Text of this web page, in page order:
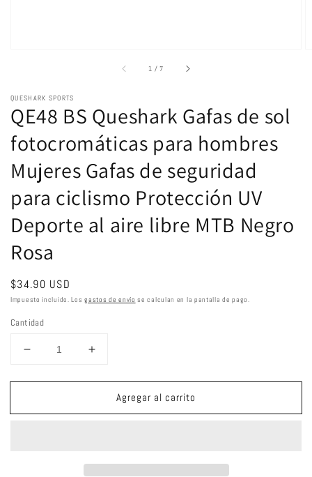
1 /de
7
QUESHARK SPORTS
QE48 BS Queshark Gafas de sol
fotocromáticas para hombres
Mujeres Gafas de seguridad
para ciclismo Protección UV
Deporte al aire libre MTB Negro
Rosa
Precio
habitual
$34.90 USD
Impuesto incluido. Losgastos de envío se calculan en la pantalla de pago.
Cantidad
Reducir
para
BS
Aumentar
para
QE48
BS
Agregar al carrito